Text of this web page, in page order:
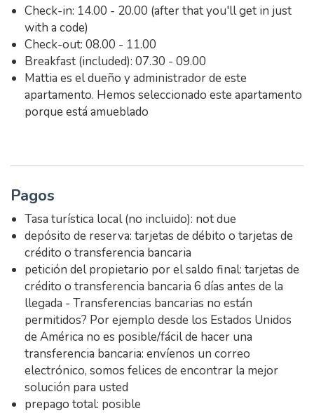
Check-in: 14.00 - 20.00 (after that you'll get in just
with a code)
Check-out: 08.00 - 11.00
Breakfast (included): 07.30 - 09.00
Mattia es el dueño y administrador de este
apartamento. Hemos seleccionado este apartamento
porque está amueblado
Pagos
Tasa turística local (no incluido): not due
depósito de reserva: tarjetas de débito o tarjetas de
crédito o transferencia bancaria
petición del propietario por el saldo final: tarjetas de
crédito o transferencia bancaria 6 días antes de la
llegada - Transferencias bancarias no están
permitidos? Por ejemplo desde los Estados Unidos
de América no es posible/fácil de hacer una
transferencia bancaria: envíenos un correo
electrónico, somos felices de encontrar la mejor
solución para usted
prepago total: posible